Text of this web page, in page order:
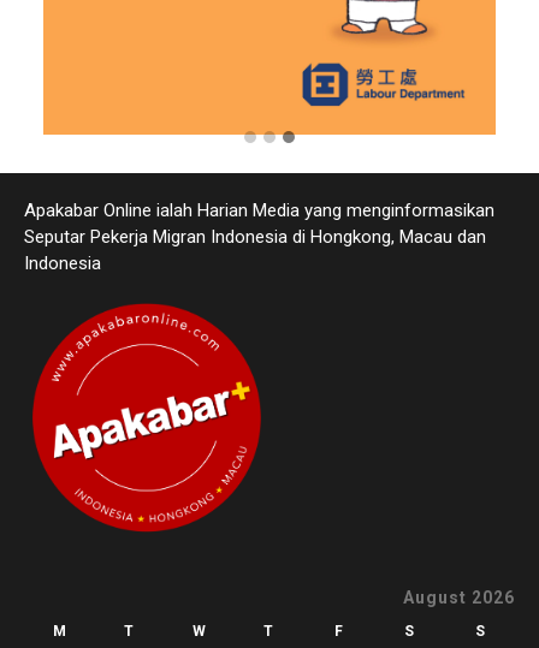
Apakabar Online ialah Harian Media yang menginformasikan
Seputar Pekerja Migran Indonesia di Hongkong, Macau dan
Indonesia
August 2026
M T W T F S S